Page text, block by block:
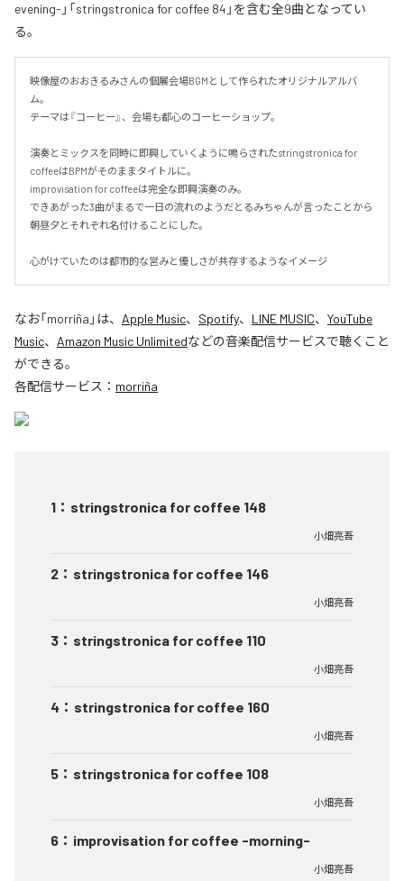
evening-」「stringstronica for coffee 84」を含む全9曲となってい
る。
映像屋のおおきるみさんの個展会場BGMとして作られたオリジナルアルバ
ム。
テーマは『コーヒー』、会場も都心のコーヒーショップ。
演奏とミックスを同時に即興していくように鳴らされたstringstronica for
coffeeはBPMがそのままタイトルに。
improvisation for coffeeは完全な即興演奏のみ。
できあがった3曲がまるで一日の流れのようだとるみちゃんが言ったことから
朝昼夕とそれぞれ名付けることにした。
心がけていたのは都市的な営みと優しさが共存するようなイメージ
なお「morriña 」は、 Apple Music、 Spotify、 LINE MUSIC、 YouTube
Music、 Amazon Music Unlimitedなどの音楽配信サービスで聴くこと
ができる。
各配信サービス： morriña
1 ： stringstronica for coffee 148
小畑亮吾
2 ： stringstronica for coffee 146
小畑亮吾
3 ： stringstronica for coffee 110
小畑亮吾
4 ： stringstronica for coffee 160
小畑亮吾
5 ： stringstronica for coffee 108
小畑亮吾
6 ： improvisation for coffee -morning-
小畑亮吾